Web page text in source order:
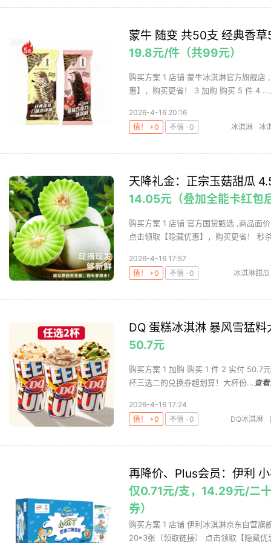
蒙牛 随变 共50支 经典香
19.8元/件（共99元）
购买方案 1 店铺 蒙牛冰淇淋官方旗舰
惠】，购买更省！ 3 加购 购买 5 件 4 ...
2026-4-16 20:16
值！ +0
不值 -0 冰淇淋 冰
天降礼金：正宗玉菇甜瓜
14.05元（叠加全能卡红包
购买方案 1 店铺 官方国货甄选 ,商品面
点击领取【隐藏优惠】，购买更省！ 秒
2026-4-16 17:57
值！ +0
不值 -0 冰淇淋甜瓜
DQ 蛋糕冰淇淋 暴风雪猛
50.7元
购买方案 1 加购 购买 1 件 2 实付 50.7
杯三选二的兑换券超划算！大杯份... 查
2026-4-16 17:24
值！ +0
不值 -0 DQ冰淇淋
再降价、Plus会员：伊利
仅0.71元/支，14.29元/二
券）
购买方案 1 店铺 伊利冰淇淋京东自营
20*3张（领取链接） 点击领取【隐藏优